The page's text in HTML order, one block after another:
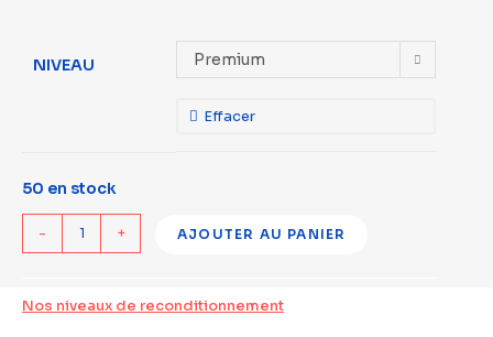
NIVEAU Premium
Effacer
50 en stock
- + AJOUTER AU PANIER
Nos niveaux de reconditionnement